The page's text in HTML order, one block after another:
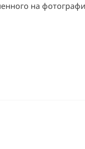
на